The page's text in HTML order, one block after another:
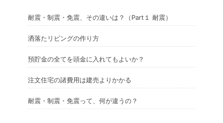
耐震・制震・免震、その違いは？（Part１ 耐震）
洒落たリビングの作り方
預貯金の全てを頭金に入れてもよいか？
注文住宅の諸費用は建売よりかかる
耐震・制震・免震って、何が違うの？